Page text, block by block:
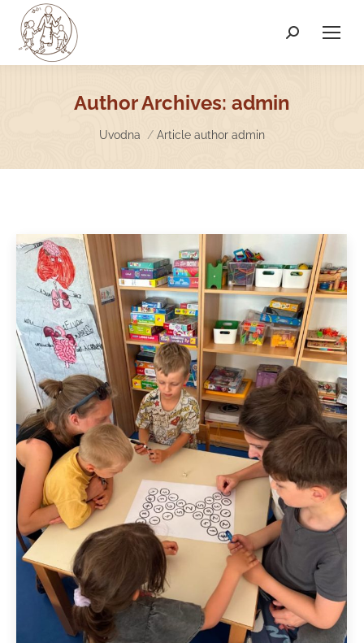
Search:
Author Archives: admin
You are here:
Uvodna Article author admin